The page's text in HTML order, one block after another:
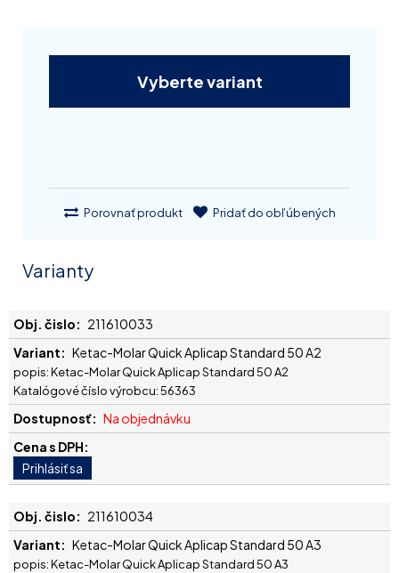
Vyberte variant
Porovnať produkt Pridať do obľúbených
Varianty
211610033
Ketac-Molar Quick Aplicap Standard 50 A2
popis: Ketac-Molar Quick Aplicap Standard 50 A2
Katalógové číslo výrobcu: 56363
Na objednávku
211610034
Ketac-Molar Quick Aplicap Standard 50 A3
popis: Ketac-Molar Quick Aplicap Standard 50 A3